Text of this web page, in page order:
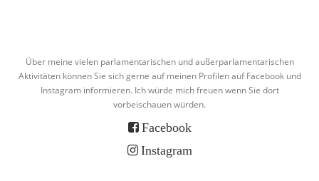
Über meine vielen parlamentarischen und außerparlamentarischen
Aktivitäten können Sie sich gerne auf meinen Profilen auf Facebook und
Instagram informieren. Ich würde mich freuen wenn Sie dort
vorbeischauen würden.
Facebook
Instagram